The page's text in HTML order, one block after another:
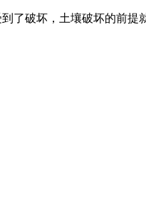
了破坏，土壤破坏的前提